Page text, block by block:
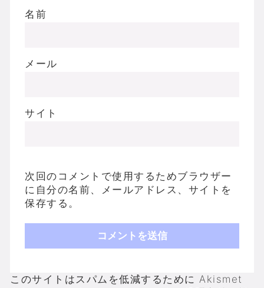
名前
メール
サイト
次回のコメントで使用するためブラウザー
に自分の名前、メールアドレス、サイトを
保存する。
このサイトはスパムを低減するために Akismet